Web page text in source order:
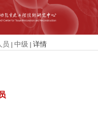
员 中级 详情